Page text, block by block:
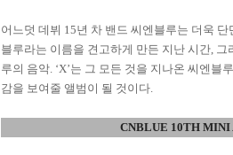
어느덧 데뷔 15년 차 밴드 씨엔블루는 더욱
블루라는 이름을 견고하게 만든 지난 시간, 그
루의 음악. ‘X’는 그 모든 것을 지나온 씨엔블
감을 보여줄 앨범이 될 것이다.
CNBLUE 10TH